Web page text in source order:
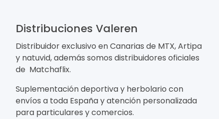
Distribuciones Valeren
Distribuidor exclusivo en Canarias de MTX, Artipa
y natuvid, además somos distribuidores oficiales
de Matchaflix.
Suplementación deportiva y herbolario con
envíos a toda España y atención personalizada
para particulares y comercios.